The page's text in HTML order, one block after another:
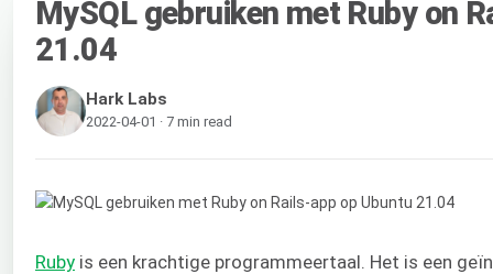
MySQL gebruiken met Ruby on
21.04
Hark Labs
2022-04-01 · 7 min read
Ruby is een krachtige programmeertaal. Het is een